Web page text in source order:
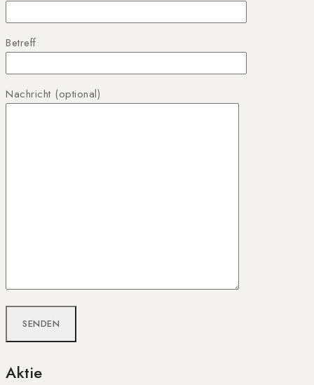
Betreff
Nachricht (optional)
Aktie